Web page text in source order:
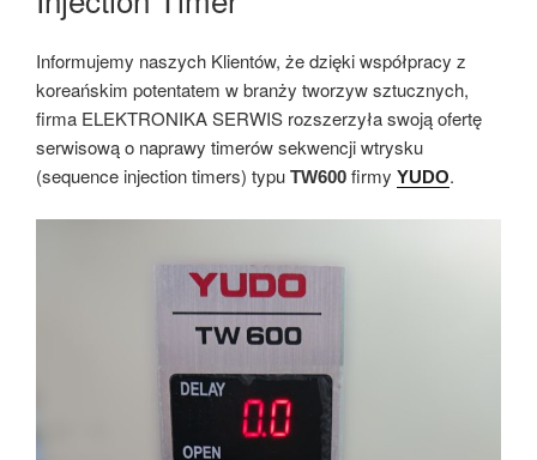
Informujemy naszych Klientów, że dzięki współpracy z
koreańskim potentatem w branży tworzyw sztucznych,
firma ELEKTRONIKA SERWIS rozszerzyła swoją ofertę
serwisową o naprawy timerów sekwencji wtrysku
(sequence injection timers) typu TW600 firmy YUDO.